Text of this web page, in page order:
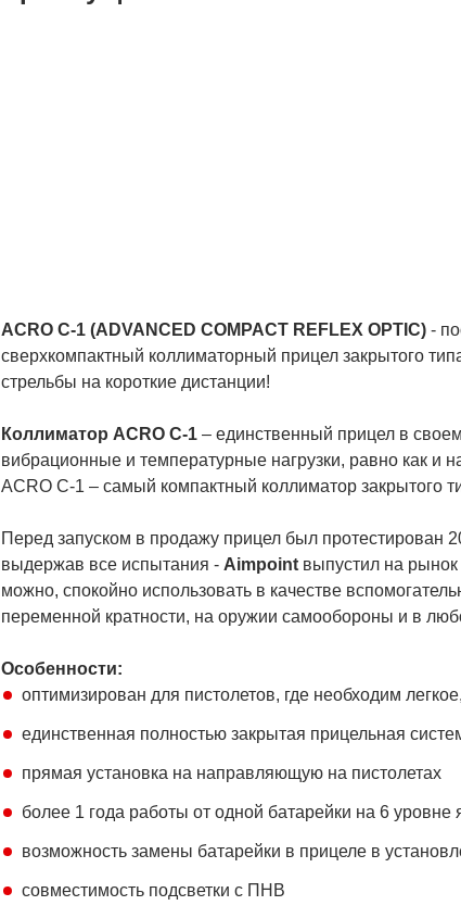
ACRO C-1 (ADVANCED COMPACT REFLEX OPTIC) -
сверхкомпактный коллиматорный прицел закрытого
стрельбы на короткие дистанции!
Коллиматор ACRO C-1 – единственный прицел в
вибрационные и температурные нагрузки, равно как и
ACRO C-1 – самый компактный коллиматор закрытого
Перед запуском в продажу прицел был протестирован
выдержав все испытания - Aimpoint выпустил на
можно, спокойно использовать в качестве
переменной кратности, на оружии самообороны и в
Особенности:
оптимизирован для пистолетов, где необходим
единственная полностью закрытая прицельная
прямая установка на направляющую на пистолетах
более 1 года работы от одной батарейки на 6 уровне
возможность замены батарейки в прицеле в
совместимость подсветки с ПНВ